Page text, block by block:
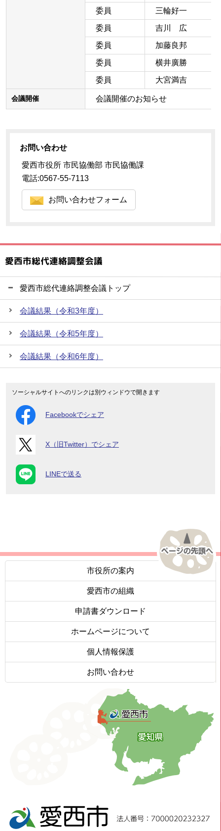
委員 三輪好一
委員 吉川 広
委員 加藤良邦
委員 横井廣勝
委員 大宮満吉
会議開催 会議開催のお知らせ
お問い合わせ
愛西市役所 市民協働部 市民協働課
電話:0567-55-7113
お問い合わせフォーム
愛西市総代連絡調整会議
愛西市総代連絡調整会議トップ
会議結果（令和3年度）
会議結果（令和5年度）
会議結果（令和6年度）
ソーシャルサイトへのリンクは別ウィンドウで開きます
Facebookでシェア
X（旧Twitter）でシェア
LINEで送る
市役所の案内
愛西市の組織
申請書ダウンロード
ホームページについて
個人情報保護
お問い合わせ